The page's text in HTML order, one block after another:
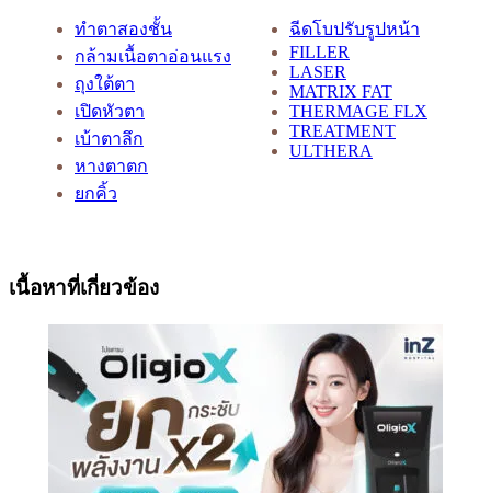
ทำตาสองชั้น
กล้ามเนื้อตาอ่อนแรง
ถุงใต้ตา
เปิดหัวตา
เบ้าตาลึก
หางตาตก
ยกคิ้ว
ฉีดโบปรับรูปหน้า
FILLER
LASER
MATRIX FAT
THERMAGE FLX
TREATMENT
ULTHERA
เนื้อหาที่เกี่ยวข้อง